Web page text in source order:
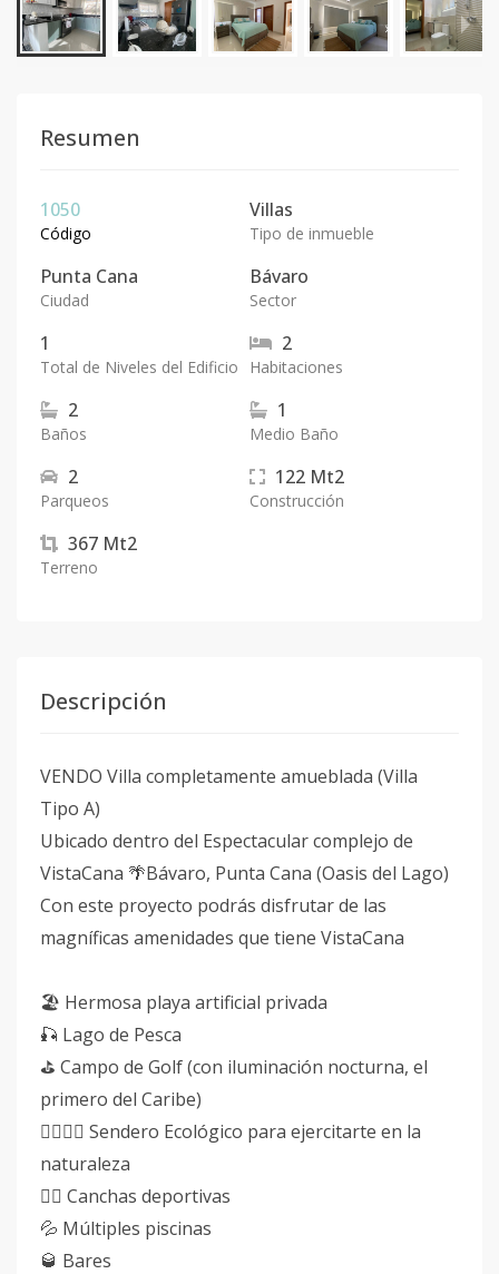
Resumen
1050
Código
Villas
Tipo de inmueble
Punta Cana
Ciudad
Bávaro
Sector
1
Total de Niveles del Edificio
2
Habitaciones
2
Baños
1
Medio Baño
2
Parqueos
122 Mt2
Construcción
367 Mt2
Terreno
Descripción
VENDO Villa completamente amueblada (Villa
Tipo A)
Ubicado dentro del Espectacular complejo de
VistaCana 🌴Bávaro, Punta Cana (Oasis del Lago)
Con este proyecto podrás disfrutar de las
magníficas amenidades que tiene VistaCana
🏖️ Hermosa playa artificial privada
🎣 Lago de Pesca
⛳ Campo de Golf (con iluminación nocturna, el
primero del Caribe)
🏃‍♀️🏃‍♂️ Sendero Ecológico para ejercitarte en la
naturaleza
⛹🏼 Canchas deportivas
💦 Múltiples piscinas
🥃 Bares